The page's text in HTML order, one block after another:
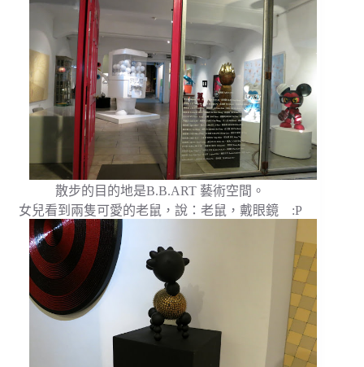
散步的目的地是B.B.ART 藝術空間。
女兒看到兩隻可愛的老鼠，說：老鼠，戴眼鏡 :P